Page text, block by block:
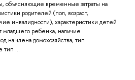
объясняющие временные затраты на
родителей (пол, возраст,
инвалидности), характеристики детей
младшего ребенка, наличие
на члена домохозяйства, тип
тип ...